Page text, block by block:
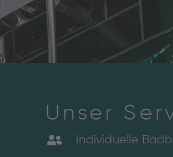
Unser
Individuelle